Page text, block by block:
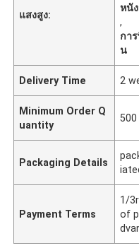
แสงสูง:
หนั
,
กา
น
Delivery Time 2
Minimum Order Q
uantity
500
Packaging Details
Payment Terms
1/
of